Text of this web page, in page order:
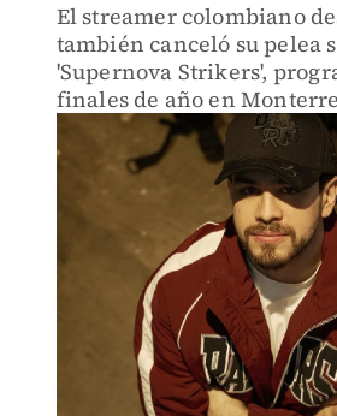
El streamer colombiano
también canceló su pelea
'Supernova Strikers',
finales de año en